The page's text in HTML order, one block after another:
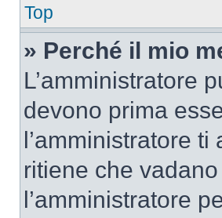
Top
» Perché il mio
L’amministratore
devono prima
l’amministratore
ritiene che
l’amministratore